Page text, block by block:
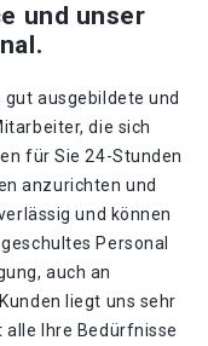
und unser
ausgebildete und
die sich
für Sie 24-Stunden
anzurichten und
und können
Personal
auch an
liegt uns sehr
alle Ihre Bedürfnisse